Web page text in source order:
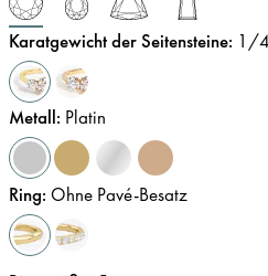
Karatgewicht der Seitensteine: 1/4
Metall: Platin
Ring: Ohne Pavé-Besatz